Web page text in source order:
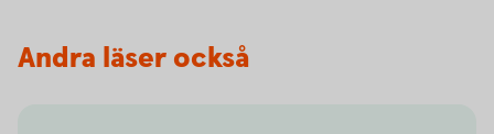
Andra läser också